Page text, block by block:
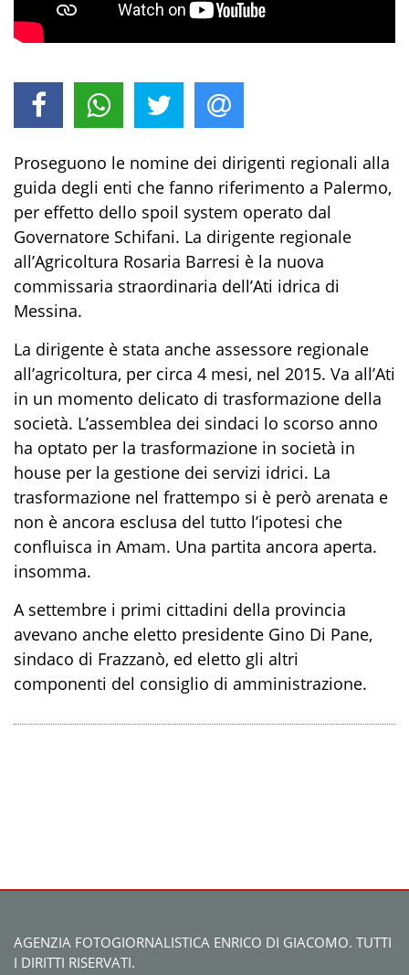
Proseguono le nomine dei dirigenti regionali alla
guida degli enti che fanno riferimento a Palermo,
per effetto dello spoil system operato dal
Governatore Schifani. La dirigente regionale
all’Agricoltura Rosaria Barresi è la nuova
commissaria straordinaria dell’Ati idrica di
Messina.
La dirigente è stata anche assessore regionale
all’agricoltura, per circa 4 mesi, nel 2015. Va all’Ati
in un momento delicato di trasformazione della
società. L’assemblea dei sindaci lo scorso anno
ha optato per la trasformazione in società in
house per la gestione dei servizi idrici. La
trasformazione nel frattempo si è però arenata e
non è ancora esclusa del tutto l’ipotesi che
confluisca in Amam. Una partita ancora aperta.
insomma.
A settembre i primi cittadini della provincia
avevano anche eletto presidente Gino Di Pane,
sindaco di Frazzanò, ed eletto gli altri
componenti del consiglio di amministrazione.
AGENZIA FOTOGIORNALISTICA ENRICO DI GIACOMO. TUTTI
I DIRITTI RISERVATI.